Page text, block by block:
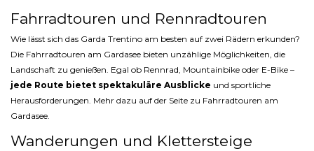
Fahrradtouren und Rennradtouren
Wie lässt sich das Garda Trentino am besten auf zwei Rädern erkunden?
Die Fahrradtouren am Gardasee bieten unzählige Möglichkeiten, die
Landschaft zu genießen. Egal ob Rennrad, Mountainbike oder E-Bike –
jede Route bietet spektakuläre Ausblicke und sportliche
Herausforderungen. Mehr dazu auf der Seite zu Fahrradtouren am
Gardasee.
Wanderungen und Klettersteige